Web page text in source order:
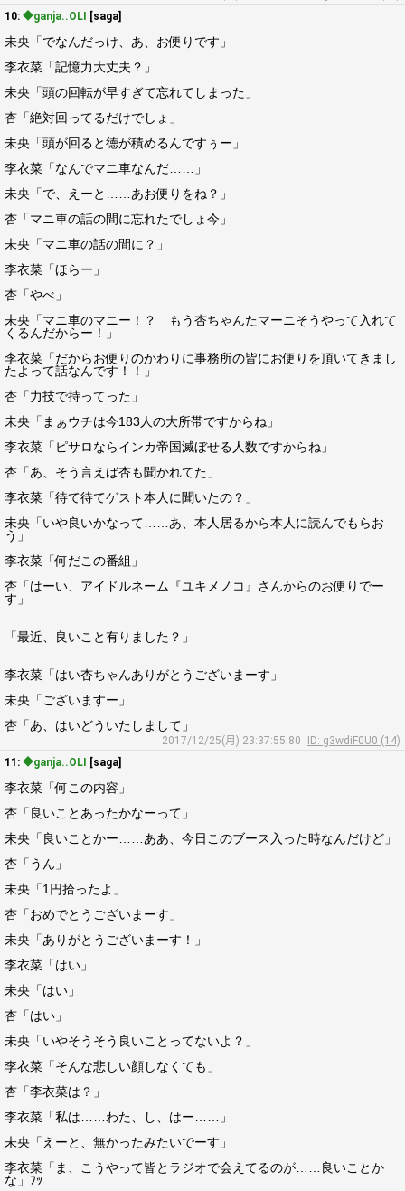
10: ◆ganja..OLI [saga]
未央「でなんだっけ、あ、お便りです」
李衣菜「記憶力大丈夫？」
未央「頭の回転が早すぎて忘れてしまった」
杏「絶対回ってるだけでしょ」
未央「頭が回ると徳が積めるんですぅー」
李衣菜「なんでマニ車なんだ……」
未央「で、えーと……あお便りをね？」
杏「マニ車の話の間に忘れたでしょ今」
未央「マニ車の話の間に？」
李衣菜「ほらー」
杏「やべ」
未央「マニ車のマニー！？ もう杏ちゃんたマーニそうやって入れて
くるんだからー！」
李衣菜「だからお便りのかわりに事務所の皆にお便りを頂いてきまし
たよって話なんです！！」
杏「力技で持ってった」
未央「まぁウチは今183人の大所帯ですからね」
李衣菜「ピサロならインカ帝国滅ぼせる人数ですからね」
杏「あ、そう言えば杏も聞かれてた」
李衣菜「待て待てゲスト本人に聞いたの？」
未央「いや良いかなって……あ、本人居るから本人に読んでもらお
う」
李衣菜「何だこの番組」
杏「はーい、アイドルネーム『ユキメノコ』さんからのお便りでー
す」
「最近、良いこと有りました？」
李衣菜「はい杏ちゃんありがとうございまーす」
未央「ございますー」
杏「あ、はいどういたしまして」
2017/12/25(月) 23:37:55.80
ID: g3wdiF0U0 (14)
11: ◆ganja..OLI [saga]
李衣菜「何この内容」
杏「良いことあったかなーって」
未央「良いことかー……ああ、今日このブース入った時なんだけど」
杏「うん」
未央「1円拾ったよ」
杏「おめでとうございまーす」
未央「ありがとうございまーす！」
李衣菜「はい」
未央「はい」
杏「はい」
未央「いやそうそう良いことってないよ？」
李衣菜「そんな悲しい顔しなくても」
杏「李衣菜は？」
李衣菜「私は……わた、し、はー……」
未央「えーと、無かったみたいでーす」
李衣菜「ま、こうやって皆とラジオで会えてるのが……良いことか
な」ﾌｯ